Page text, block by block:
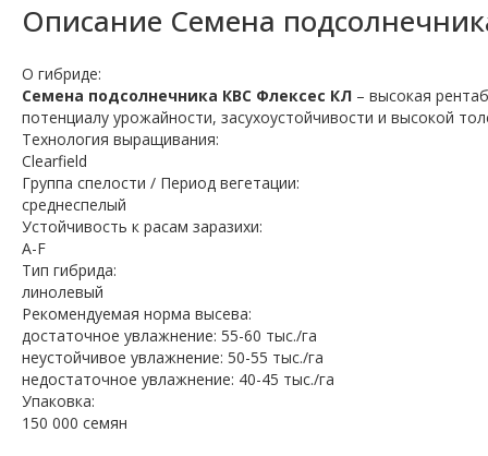
Описание Семена
О гибриде:
Семена подсолнечника КВС Флексес КЛ – высокая
потенциалу урожайности, засухоустойчивости и высокой
Технология выращивания:
Clearfield
Группа спелости / Период вегетации:
среднеспелый
Устойчивость к расам заразихи:
A-F
Тип гибрида:
линолевый
Рекомендуемая норма высева:
достаточное увлажнение: 55-60 тыс./га
неустойчивое увлажнение: 50-55 тыс./га
недостаточное увлажнение: 40-45 тыс./га
Упаковка:
150 000 семян